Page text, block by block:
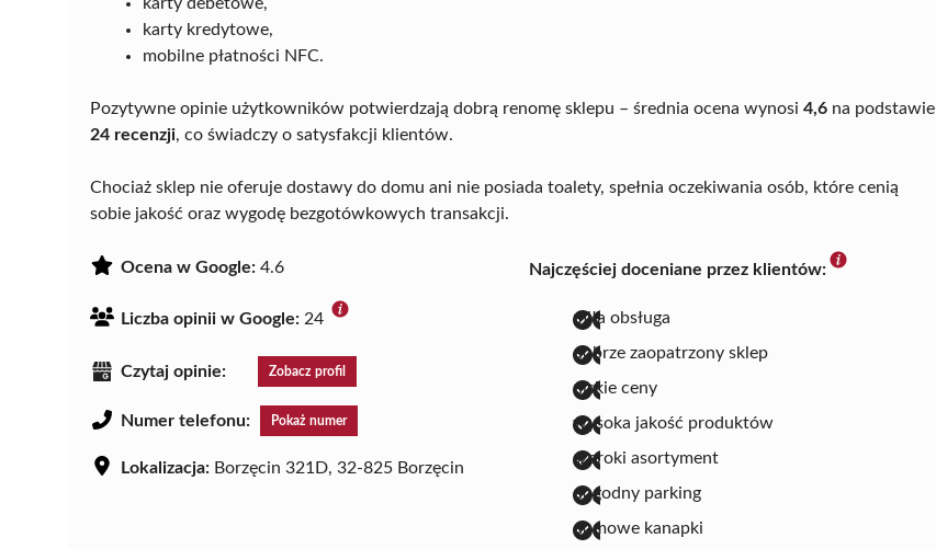
karty kredytowe,
mobilne płatności NFC.
Pozytywne opinie użytkowników potwierdzają dobrą renomę sklepu – średnia ocena wynosi 4,6 na podstawie
24 recenzji, co świadczy o satysfakcji klientów.
Chociaż sklep nie oferuje dostawy do domu ani nie posiada toalety, spełnia oczekiwania osób, które cenią
sobie jakość oraz wygodę bezgotówkowych transakcji.
Ocena w Google: 4.6
Liczba opinii w Google: 24
Czytaj opinie: Zobacz profil
Numer telefonu: Pokaż numer
Lokalizacja: Borzęcin 321D, 32-825 Borzęcin
Najczęściej doceniane przez klientów:
miła obsługa
dobrze zaopatrzony sklep
niskie ceny
wysoka jakość produktów
szeroki asortyment
dogodny parking
domowe kanapki